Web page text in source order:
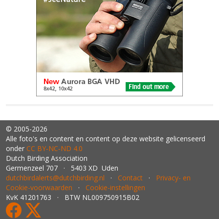
© 2005-2026
Alle foto's en content en content op deze website gelicenseerd
onder CC BY‑NC‑ND 4.0
Dutch Birding Association
Germenzeel 707 · 5403 XD Uden
dutchbirdalerts@dutchbirding.nl · Contact · Privacy- en
Cookie-voorwaarden · Cookie-instellingen
KvK 41201763 · BTW NL009750915B02